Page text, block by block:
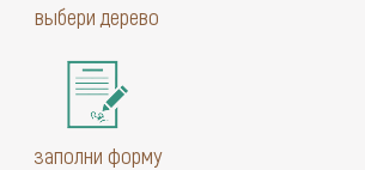
выбери дерево
заполни форму